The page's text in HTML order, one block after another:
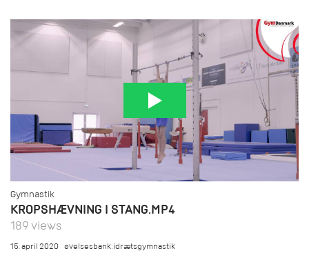
Gymnastik
KROPSHÆVNING I STANG.MP4
189 views
15. april 2020 øvelsesbank:idrætsgymnastik